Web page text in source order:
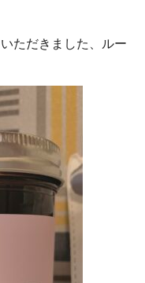
ただきました、
ルー